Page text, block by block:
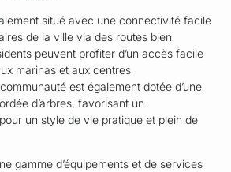
situé avec une connectivité facile
de la ville via des routes bien
peuvent profiter d’un accès facile
marinas et aux centres
est également dotée d’une
d’arbres, favorisant un
un style de vie pratique et plein de
gamme d’équipements et de services